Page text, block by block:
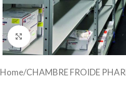
Click to enlarge
Home/CHAMBRE FROIDE